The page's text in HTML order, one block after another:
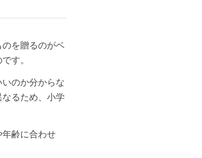
を贈るのがベ
す。
のか分からな
るため、小学
齢に合わせ